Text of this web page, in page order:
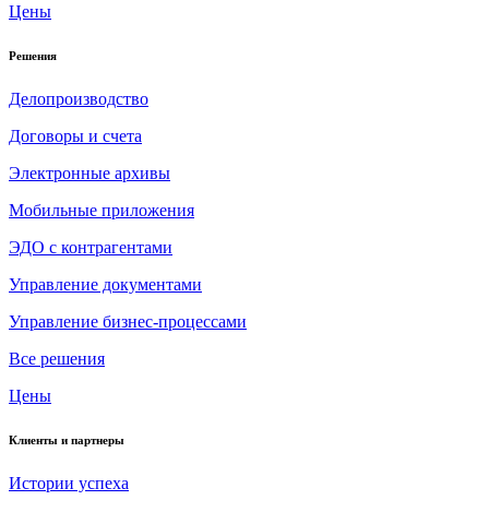
Цены
Решения
Делопроизводство
Договоры и счета
Электронные архивы
Мобильные приложения
ЭДО с контрагентами
Управление документами
Управление бизнес-процессами
Все решения
Цены
Клиенты и партнеры
Истории успеха